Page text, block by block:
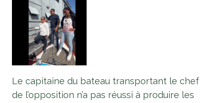
Le capitaine du bateau transportant le chef
de l’opposition n’a pas réussi à produire les